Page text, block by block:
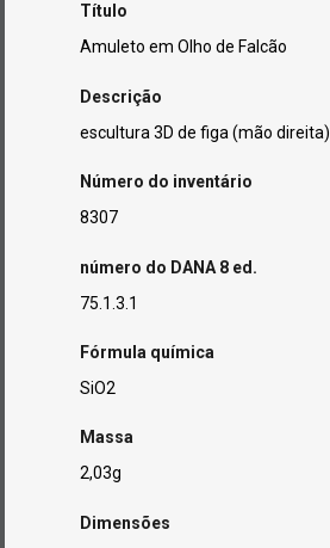
Título
Amuleto em Olho de Falcão
Descrição
escultura 3D de figa (mão direita)
Número do inventário
8307
número do DANA 8 ed.
75.1.3.1
Fórmula química
SiO2
Massa
2,03g
Dimensões